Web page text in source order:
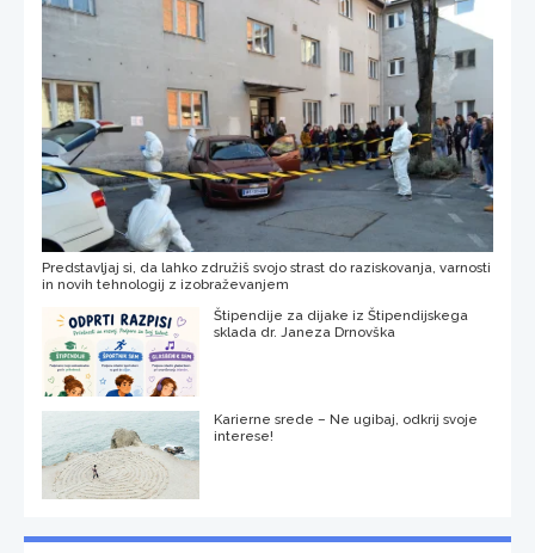
Predstavljaj si, da lahko združiš svojo strast do raziskovanja, varnosti
in novih tehnologij z izobraževanjem
Štipendije za dijake iz Štipendijskega
sklada dr. Janeza Drnovška
Karierne srede – Ne ugibaj, odkrij svoje
interese!